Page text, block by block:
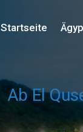
Startseite
Ab El